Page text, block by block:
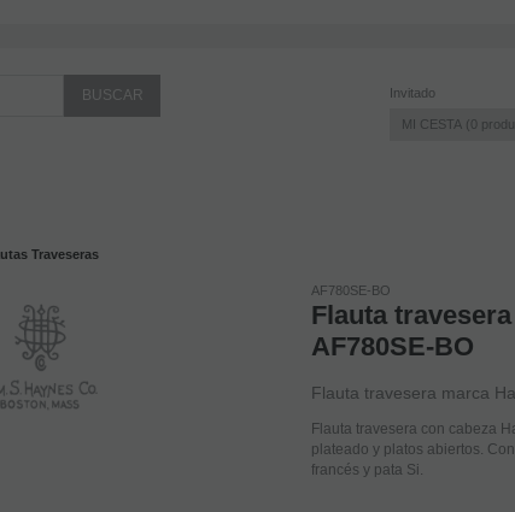
Invitado
MI CESTA 0
Traveseras
AF780SE-BO
Flauta
AF780SE-BO
Flauta travesera marca
Flauta travesera con cabeza
plateado y platos abiertos.
francés y pata Si.